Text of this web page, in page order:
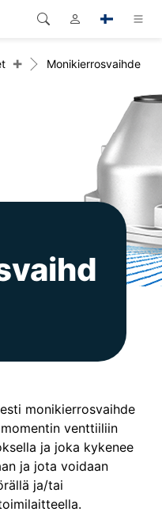
valtameren
+ Monikierrosvaihde
monikierrosvaihde
venttiiliin
ja joka kykenee
ja jota voidaan
ja/tai